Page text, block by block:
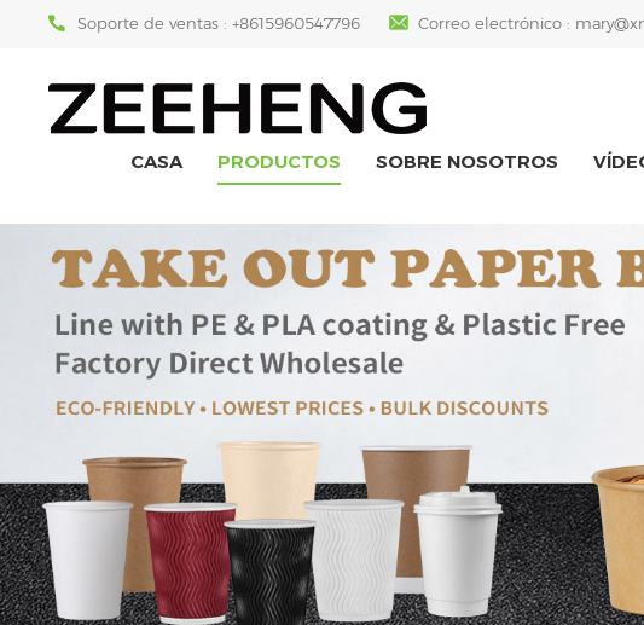
Soporte de ventas : +8615960547796 Correo electrónico :
CASA PRODUCTOS SOBRE NOSOTROS